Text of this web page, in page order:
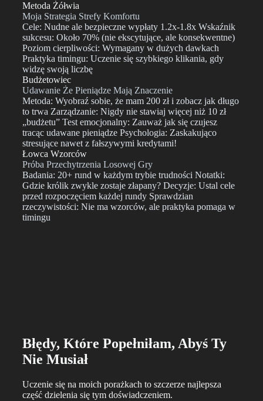
Metoda Żółwia
Moja Strategia Strefy Komfortu
Cele: Nudne ale bezpieczne wypłaty 1.2x-1.8x Wskaźnik
sukcesu: Około 70% (nie ekscytujące, ale konsekwentne)
Poziom cierpliwości: Wymagany w dużych dawkach
Praktyka timingu: Uczenie się szybkiego klikania, gdy
widzę swoją liczbę
Budżetowiec
Udawanie Że Pieniądze Mają Znaczenie
Metoda: Wyobraź sobie, że mam 200 zł i zobacz jak długo
to trwa Zarządzanie: Nigdy nie stawiaj więcej niż 10 zł
„budżetu” Test emocjonalny: Zauważ jak się czujesz
tracąc udawane pieniądze Psychologia: Zaskakująco
stresujące nawet z fałszywymi kredytami!
Łowca Wzorców
Próba Przechytrzenia Losowej Gry
Badania: 20+ rund w każdym trybie trudności Notatki:
Gdzie królik zwykle zostaje złapany? Decyzje: Ustal cele
przed rozpoczęciem każdej rundy Sprawdzian
rzeczywistości: Nie ma wzorców, ale praktyka pomaga w
timingu
Błędy, Które Popełniłam, Abyś Ty
Nie Musiał
Uczenie się na moich porażkach to szczerze najlepsza
część dzielenia się tym doświadczeniem.